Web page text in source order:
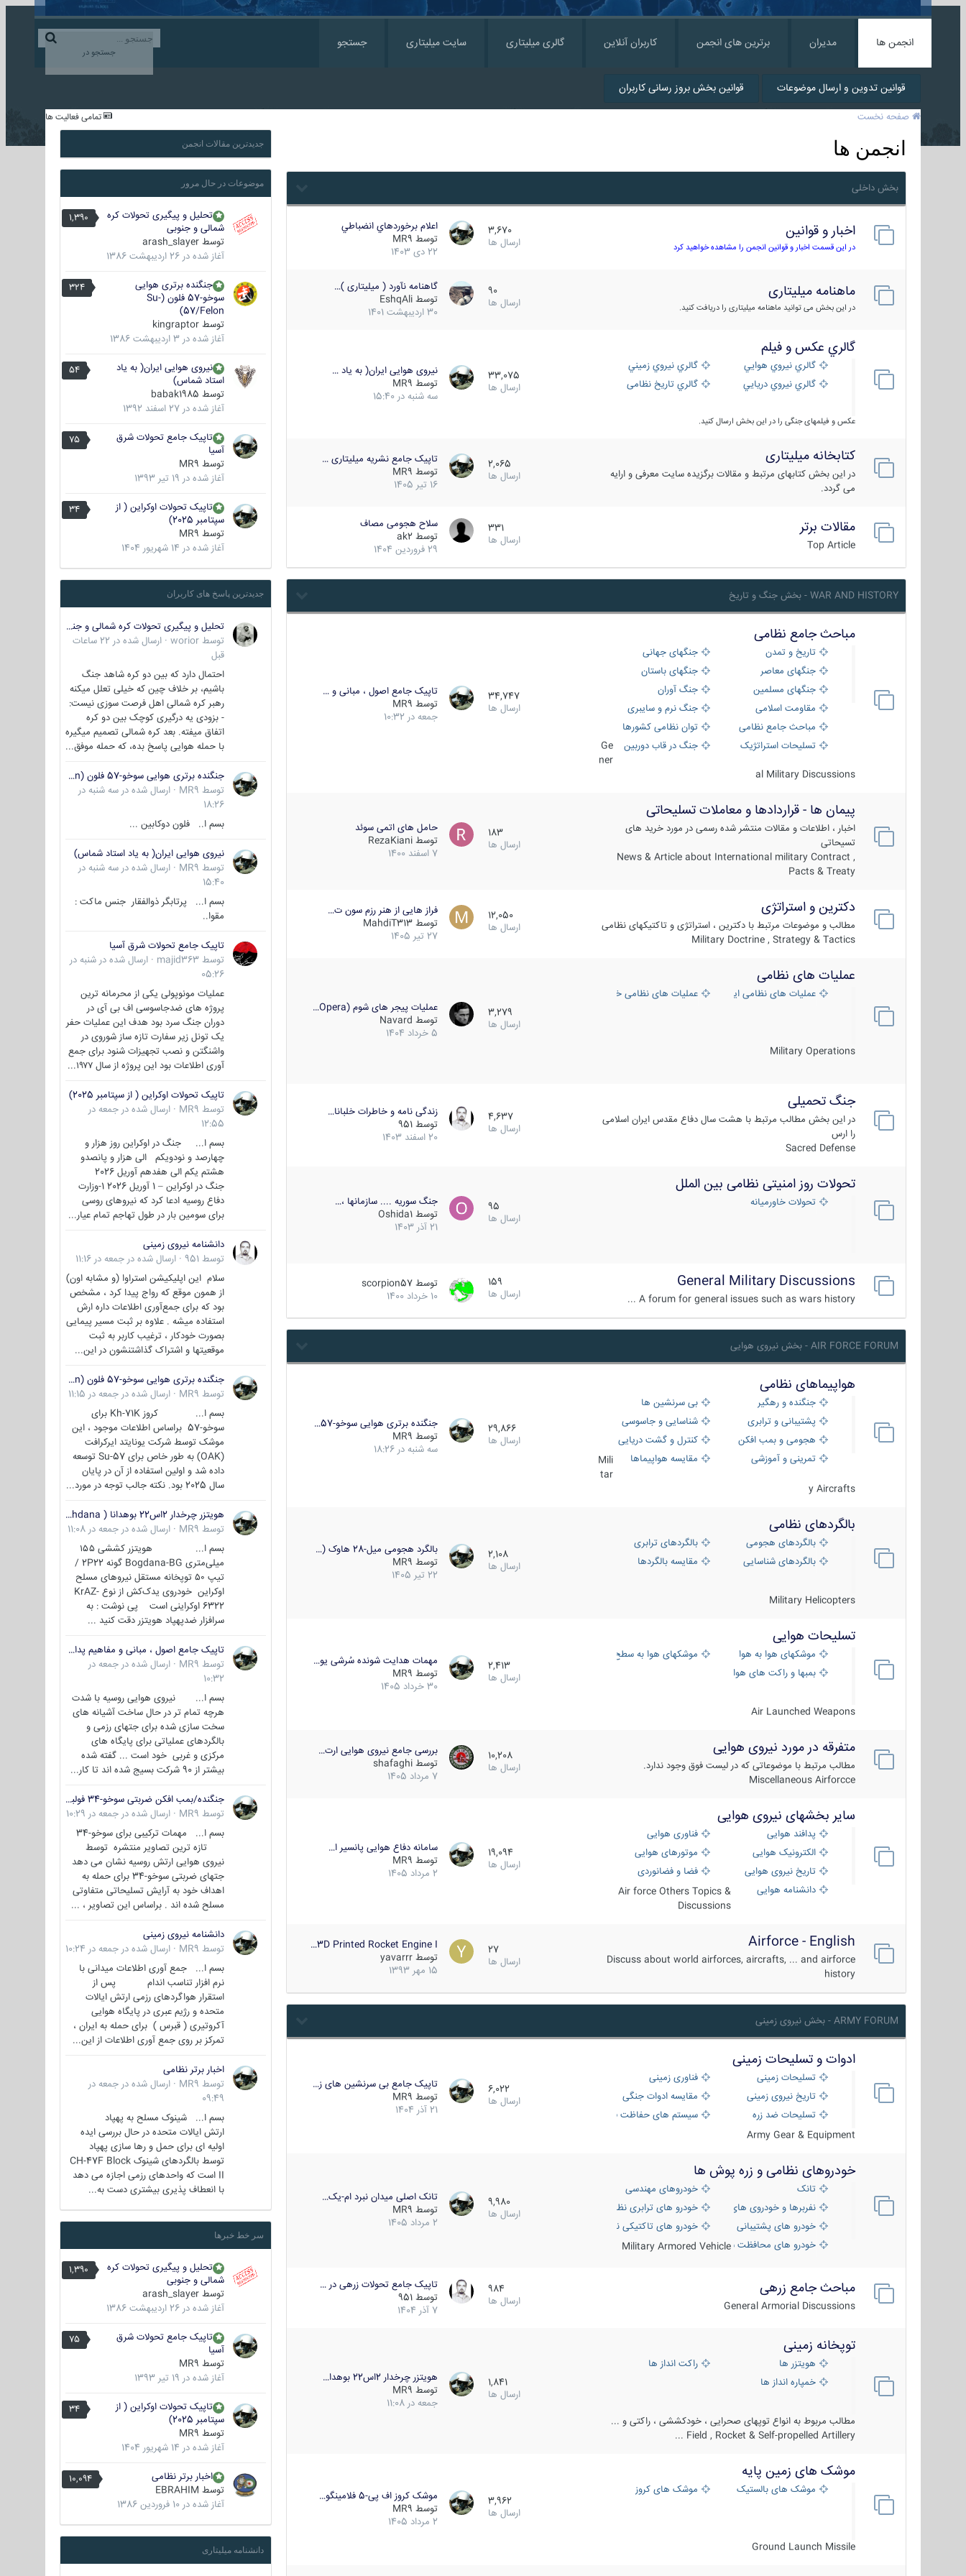
جستجو در
انجمن ها مدیران برترین های انجمن کاربران آنلاین گالری میلیتاری سایت میلیتاری جستجو
قوانین تدوین و ارسال موضوعات قوانین بخش بروز رسانی کاربران
تمامی فعالیت ها صفحه نخست
انجمن ها
بخش داخلی
اخبار و قوانین
در این قسمت اخبار و قوانین انجمن را مشاهده خواهید کرد
3,670
ارسال ها
اعلام برخوردهاي انضباطي
توسط MR9
22 دی 1403
ماهنامه میلیتاری
در این بخش می توانید ماهنامه میلیتاری را دریافت کنید.
90
ارسال ها
گاهنامه نآورد ( میلیتاری )…
توسط EshqAli
30 اردیبهشت 1401
گالري عكس و فيلم
گالري نيروي هوايي
گالري نيروي زميني
گالري نيروي دريايي
گالري تاریخ نظامی
عکس و فیلمهای جنگی را در این بخش ارسال کنید.
33,075
ارسال ها
نیروی هوایی ایران( به یاد …
توسط MR9
سه شنبه در 15:40
کتابخانه میلیتاری
در این بخش کتابهای مرتبط و مقالات برگزیده سایت معرفی و ارایه
می گردد.
2,065
ارسال ها
تاپیک جامع نشریه میلیتاری …
توسط MR9
16 تیر 1405
مقالات برتر
Top Article
331
ارسال ها
سلاح هجومی مصاف
توسط ak2
29 فروردین 1404
WAR AND HISTORY - بخش جنگ و تاریخ
مباحث جامع نظامی
تاریخ و تمدن
جنگهای جهانی
جنگهای معاصر
جنگهای باستان
جنگهای مسلمین
جنگ آوران
مقاومت اسلامی
جنگ نرم و سایبری
مباحث جامع نظامی
توان نظامی کشورها
تسلیحات استراتژیک
جنگ در قاب دوربین
Ge
ner
al Military Discussions
34,747
ارسال ها
تاپیک جامع اصول ، مبانی و …
توسط MR9
جمعه در 10:32
پیمان ها - قراردادها و معاملات تسلیحاتی
اخبار ، اطلاعات و مقالات منتشر شده رسمی در مورد خرید های
تسیحاتی
News & Article about International military Contract ,
Pacts & Treaty
183
ارسال ها
حامل های اتمی سوئد
توسط RezaKiani
7 اسفند 1400
دکترین و استراتژی
مطالب و موضوعات مرتبط با دکترین ، استراتژی و تاکتیکهای نظامی
Military Doctrine , Strategy & Tactics
12,050
ارسال ها
فراز هایی از هنر رزم سون ت…
توسط MahdiT313
27 تیر 1405
عملیات های نظامی
عملیات های نظامی ایران عملیات های نظامی خارجی
Military Operations
3,279
ارسال ها
عملیات پیجر های شوم (Opera…
توسط Navard
5 خرداد 1404
جنگ تحمیلی
در این بخش مطالب مرتبط با هشت سال دفاع مقدس ایران اسلامی
را ارس
Sacred Defense
4,637
ارسال ها
زندگی نامه و خاطرات خلبانا…
توسط 951
20 اسفند 1403
تحولات روز امنیتی نظامی بین الملل
تحولات خاورمیانه
95
ارسال ها
جنگ سوریه .... سازمانها ،…
توسط Oshida1
21 آذر 1403
General Military Discussions
A forum for general issues such as wars history ...
159
ارسال ها
توسط scorpion57
10 خرداد 1400
AIR FORCE FORUM - بخش نیروی هوایی
هواپیماهای نظامی
جنگنده و رهگیر
بی سرنشین ها
پشتیبانی و ترابری
شناسایی و جاسوسی
هجومی و بمب افکن
کنترل و گشت دریایی
تمرینی و آموزشی
مقایسه هواپیماها
Mili
tar
y Aircrafts
29,866
ارسال ها
جنگنده برتری هوایی سوخو-57…
توسط MR9
سه شنبه در 18:26
بالگردهای نظامی
بالگردهای هجومی
بالگردهای ترابری
بالگردهای شناسایی
مقایسه بالگردها
Military Helicopters
2,108
ارسال ها
بالگرد هجومی میل-28 هاوک (…
توسط MR9
22 تیر 1405
تسلیحات هوایی
موشکهای هوا به هوا
موشکهای هوا به سطح
بمبها و راکت های هوایی
Air Launched Weapons
2,413
ارسال ها
مهمات هدایت شونده سُرشی یو…
توسط MR9
30 خرداد 1405
متفرقه در مورد نیروی هوایی
مطالب مرتبط با موضوعاتی که در لیست فوق وجود ندارد.
Miscellaneous Airforcce
10,208
ارسال ها
بررسی جامع نیروی هوایی ارت…
توسط shafaghi
7 مرداد 1405
سایر بخشهای نیروی هوایی
پدافند هوایی
فناوری هوایی
الکترونیک هوایی
موتورهای هوایی
تاریخ نیروی هوایی
فضا و فضانوردی
دانشنامه هوایی
Air force Others Topics &
Discussions
19,094
ارسال ها
سامانه دفاع هوایی پانسیر ا…
توسط MR9
2 مرداد 1405
Airforce - English
Discuss about world airforces, aircrafts, ... and airforce
history
27
ارسال ها
3D Printed Rocket Engine I…
توسط yavarrr
15 مهر 1393
ARMY FORUM - بخش نیروی زمینی
ادوات و تسلیحات زمینی
تسلیحات زمینی
فناوری زمینی
تاریخ نیروی زمینی
مقایسه ادوات جنگی
تسلیحات ضد زره
سیستم های حفاظت فعال
Army Gear & Equipment
6,022
ارسال ها
تاپیک جامع بی سرنشین های ز…
توسط MR9
21 آذر 1404
خودروهای نظامی و زره پوش ها
تانک
خودروهای مهندسی
نفربرها و خودروی های رزمی پیاده نظامخودرو های ترابری نظامی
خودرو های پشتیبانی آتش ، شناسایی و ضد تانک
خودرو های تاکتیکی نظامی
خودرو های محافظت شدهMilitary Armored Vehicle
9,980
ارسال ها
تانک اصلی میدان نبرد ام-یک…
توسط MR9
2 مرداد 1405
مباحث جامع زرهی
General Armorial Discussions
984
ارسال ها
تاپیک جامع تحولات زرهی در …
توسط 951
7 آذر 1404
توپخانه زمینی
هویتزر ها
راکت انداز ها
خمپاره انداز ها
مطالب مربوط به انواع توپهای صحرایی ، خودکششی ، راکتی و ...
Field , Rocket & Self-propelled Artillery ...
1,841
ارسال ها
هویتزر چرخدار 2اس22 بوهدا…
توسط MR9
جمعه در 11:08
موشک های زمین پایه
موشک های بالستیک موشک های کروز
Ground Launch Missile
3,962
ارسال ها
موشک کروز اف پی-5 فلامینگو…
توسط MR9
2 مرداد 1405
جدیدترین مقالات انجمن
موضوعات در حال مرور
1,390
تحلیل و پیگیری تحولات کره
شمالی و جنوبی
توسط arash_slayer
آغاز شده در 26 اردیبهشت 1386
324
جنگنده برتری هوایی
سوخو-57 فلون (Su-
57/Felon)
توسط kingraptor
آغاز شده در 3 اردیبهشت 1386
54
نیروی هوایی ایران( به یاد
استاد شماس)
توسط babak1985
آغاز شده در 27 اسفند 1392
75
تاپیک جامع تحولات شرق
آسیا
توسط MR9
آغاز شده در 19 تیر 1393
34
تاپیک تحولات اوکراین ( از
سپتامبر 2025)
توسط MR9
آغاز شده در 14 شهریور 1404
جدیدترین پاسخ های کاربران
تحلیل و پیگیری تحولات کره شمالی و جنوبی
توسط worior
· ارسال شده در
22 ساعات
قبل
احتمال دارد که بین دو کره شاهد جنگ
باشیم، بر خلاف چین که خیلی تعلل میکنه
رهبر کره شمالی اهل فرصت سوزی نیست:
- بزودی یه درگیری کوچک بین دو کره
اتفاق میفته. بعد کره شمالی تصمیم میگیره
با حمله هوایی پاسخ بده، که حمله موفق...
جنگنده برتری هوایی سوخو-57 فلون (Su-57/Felon)
توسط MR9
· ارسال شده در سه شنبه در
18:26
بسم ا.. فلون دوکابین ...
نیروی هوایی ایران( به یاد استاد شماس)
توسط MR9
· ارسال شده در سه شنبه در
15:40
بسم ا... پرتابگر ذوالفقار جنس ماکت :
مقوا..
تاپیک جامع تحولات شرق آسیا
توسط majid363
· ارسال شده در شنبه در
05:26
عملیات مونوپولی یکی از محرمانه ترین
پروژه های ضدجاسوسی اف بی آی در
دوران جنگ سرد بود هدف این عملیات حفر
یک تونل زیر سفارت تازه ساز شوروی در
واشنگتن و نصب تجهیزات شنود برای جمع
آوری اطلاعات بود این پروژه از سال ۱۹۷۷...
تاپیک تحولات اوکراین ( از سپتامبر 2025)
توسط MR9
· ارسال شده در جمعه در
12:55
بسم ا... جنگ در اوکراین روز هزار و
چهارصد و نودویکم الی هزار و پانصدو
هشتم یکم الی هفدهم آوریل 2026
جنگ در اوکراین – 1 آوریل 2026 1-وزارت
دفاع روسیه ادعا کرد که نیروهای روسی
برای سومین بار در طول تهاجم تمام عیار...
دانشنامه نیروی زمینی
توسط 951
· ارسال شده در جمعه در 11:16
سلام این اپلیکیشن استراوا (و مشابه اون)
از همون موقع که رواج پیدا کرد ، مشخص
بود که برای جمع‌آوری اطلاعات داره ارش
استفاده میشه . علاوه بر ثبت مسیر پیمایی
بصورت خودکار ، ترغیب کاربر به ثبت
موقعیتها و اشتراک‌ گذاشتنشون در این...
جنگنده برتری هوایی سوخو-57 فلون (Su-57/Felon)
توسط MR9
· ارسال شده در جمعه در 11:15
بسم ا... کروز Kh-71K برای
سوخو-57 براساس اطلاعات موجود ، این
موشک توسط شرکت یونایتد ایرکرافت
(OAK) به طور خاص برای Su-57 توسعه
داده شد و اولین استفاده از آن در پایان
سال 2025 بود. نکته جالب توجه در مورد...
هویتزر چرخدار 2اس22 بوهدانا ( wheeled howitzer 2S22 Bohdana )
توسط MR9
· ارسال شده در جمعه در 11:08
بسم ا... هویتزر کششی ۱۵۵
میلی‌متری Bogdana-BG گونه 2P22 /
تیپ ۵۰ توپخانه مستقل نیروهای مسلح
اوکراین خودروی یدک‌کش از نوع KrAZ-
6322 اوکراینی است پی نوشت : به
سرافزار ضدپهپاد هویتزر دقت کنید ...
تاپیک جامع اصول ، مبانی و مفاهیم پدافند غیر عامل
توسط MR9
· ارسال شده در جمعه در
10:32
بسم ا... نیروی هوایی روسیه با شدت
هرچه تمام تر در حال ساخت آشیانه های
سخت سازی شده برای جتهای رزمی و
بالگردهای عملیاتی برای پایگاه های
مرکزی و غربی خود است ... گفته شده
بیشتر از 90 شرکت بسیج شده اند تا کار...
جنگنده/بمب افکن ضربتی سوخو-34 فولبک ( Sukhoi Su-34/Fullback)
توسط MR9
· ارسال شده در جمعه در 10:29
بسم ا... مهمات ترکیبی برای سوخو-34
تازه ترین تصاویر منتشره توسط
نیروی هوایی ارتش روسیه نشان می دهد
جتهای ضربتی سوخو-34 برای حمله به
اهداف خود به آرایش تسلیحاتی متفاوتی
مسلح شده اند . براساس این تصاویر ، ...
دانشنامه نیروی زمینی
توسط MR9
· ارسال شده در جمعه در 10:24
بسم ا... جمع آوری اطلاعات میدانی با
نرم افزار تناسب اندام پس از
استقرار هواگردهای رزمی ارتش ایالات
متحده و رژیم عبری در پایگاه هوایی
آکروتیری ( قبرس ) برای حمله به ایران ،
تمرکز بر روی جمع آوری اطلاعات از این...
اخبار برتر نظامی
توسط MR9
· ارسال شده در جمعه در
09:49
بسم ا... شینوک مسلح به پهپاد
ارتش ایالات متحده در حال بررسی ایده
اولیه ای برای حمل و رها سازی پهپاد
توسط بالگردهای شینوک CH-47F Block
II است که واحدهای رزمی اجازه می دهد
با انعطاف پذیری بیشتری دست به...
سر خط خبرها
1,390
تحلیل و پیگیری تحولات کره
شمالی و جنوبی
توسط arash_slayer
آغاز شده در 26 اردیبهشت 1386
75
تاپیک جامع تحولات شرق
آسیا
توسط MR9
آغاز شده در 19 تیر 1393
34
تاپیک تحولات اوکراین ( از
سپتامبر 2025)
توسط MR9
آغاز شده در 14 شهریور 1404
10,094
اخبار برتر نظامی
توسط EBRAHIM
آغاز شده در 10 فروردین 1386
دانشنامه میلیتاری